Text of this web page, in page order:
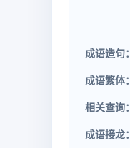
成语造句：
成语繁体：
相关查询：
成语接龙：